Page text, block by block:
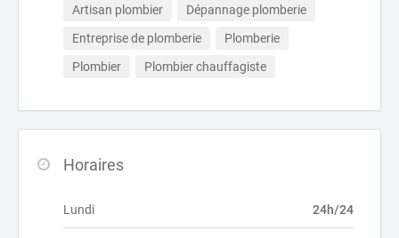
Artisan plombier
Dépannage plomberie
Entreprise de plomberie
Plomberie
Plombier
Plombier chauffagiste
Horaires
Lundi 24h/24